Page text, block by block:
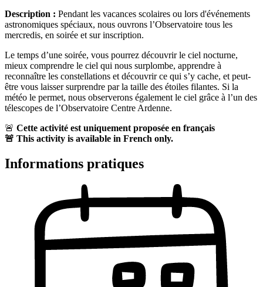
Description : Pendant les vacances scolaires ou lors d'événements
astronomiques spéciaux, nous ouvrons l’Observatoire tous les
mercredis, en soirée et sur inscription.
Le temps d’une soirée, vous pourrez découvrir le ciel nocturne,
mieux comprendre le ciel qui nous surplombe, apprendre à
reconnaître les constellations et découvrir ce qui s’y cache, et peut-
être vous laisser surprendre par la taille des étoiles filantes. Si la
météo le permet, nous observerons également le ciel grâce à l’un des
télescopes de l’Observatoire Centre Ardenne.
🚨 Cette activité est uniquement proposée en français
🚨 This activity is available in French only.
Informations pratiques